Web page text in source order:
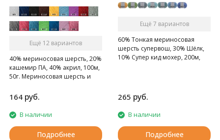
Ещё 12 вариантов
40% мериносовая шерсть, 20%
кашемир ПА, 40% акрил, 100м,
50г. Мериносовая шерсть и
сочетание для пряжи на
осенне-зимний сезон!
164 руб.
В наличии
Подробнее
Ещё 7 вариантов
60% Тонкая мериносовая
шерсть супервош, 30% Шёлк,
10% Супер кид мохер, 200м,
мохер и нежнейшая
мериносовая шерсть.
265 руб.
В наличии
Подробнее